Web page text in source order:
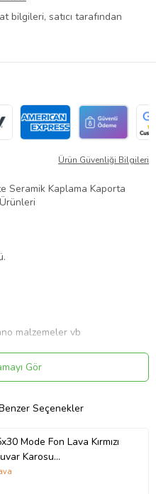
bilgileri, satıcı tarafından
Ürün Güvenliği Bilgileri
Seramik Kaplama Kaporta
malzemeler vb
parlak ayna gibi
Gör
Seçenekler
Mode Fon Lava Kırmızı
Karosu